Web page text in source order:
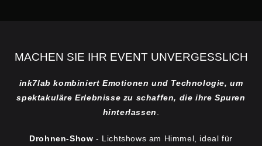
MACHEN SIE IHR EVENT UNVERGESSLICH
ink7lab kombiniert Emotionen und Technologie, um
spektakuläre Erlebnisse zu schaffen, die ihre Spuren
hinterlassen
Drohnen-Show - Lichtshows am Himmel, ideal für